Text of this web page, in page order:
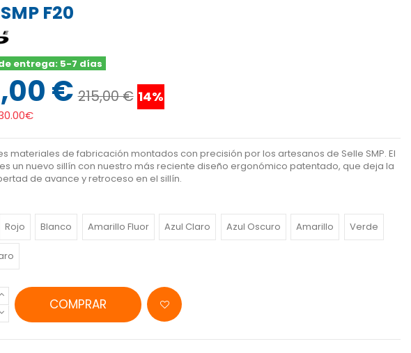
F20
entrega: 5-7 días
€ 215,00 € 14%
materiales de fabricación montados con precisión por los artesanos de Selle SMP. El
un nuevo sillín con nuestro más reciente diseño ergonómico patentado, que deja la
de avance y retroceso en el sillín.
Rojo Blanco Amarillo Fluor Azul Claro Azul Oscuro Amarillo Verde
COMPRAR